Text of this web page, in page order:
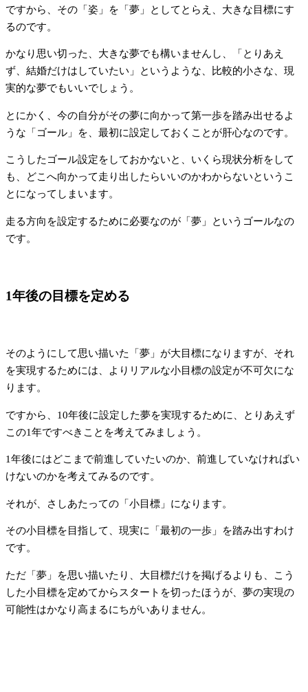
ですから、その「姿」を「夢」としてとらえ、大きな目標にす
るのです。
かなり思い切った、大きな夢でも構いませんし、「とりあえ
ず、結婚だけはしていたい」というような、比較的小さな、現
実的な夢でもいいでしょう。
とにかく、今の自分がその夢に向かって第一歩を踏み出せるよ
うな「ゴール」を、最初に設定しておくことが肝心なのです。
こうしたゴール設定をしておかないと、いくら現状分析をして
も、どこへ向かって走り出したらいいのかわからないというこ
とになってしまいます。
走る方向を設定するために必要なのが「夢」というゴールなの
です。
1年後の目標を定める
そのようにして思い描いた「夢」が大目標になりますが、それ
を実現するためには、よりリアルな小目標の設定が不可欠にな
ります。
ですから、10年後に設定した夢を実現するために、とりあえず
この1年ですべきことを考えてみましょう。
1年後にはどこまで前進していたいのか、前進していなければい
けないのかを考えてみるのです。
それが、さしあたっての「小目標」になります。
その小目標を目指して、現実に「最初の一歩」を踏み出すわけ
です。
ただ「夢」を思い描いたり、大目標だけを掲げるよりも、こう
した小目標を定めてからスタートを切ったほうが、夢の実現の
可能性はかなり高まるにちがいありません。